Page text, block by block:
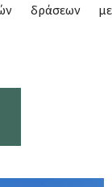
δράσεων με